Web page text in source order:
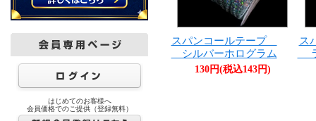
はじめてのお客様へ
会員価格でのご提供（登録無料）
スパンコールテープ
シルバーホログラム
130円(税込143円)
ス